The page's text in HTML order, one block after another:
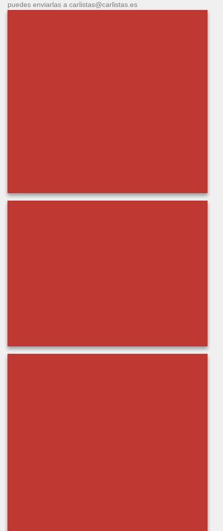
puedes enviarlas a carlistas@carlistas.es